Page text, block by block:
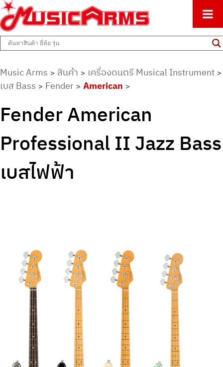
Music Arms
ศูนย์รวมครื่องดนตรีทุกชนิด ตั้งแต่เริ่มต้นถึงมืออาชีพ
Music Arms > สินค้า > เครื่องดนตรี Musical Instrument >
เบส Bass > Fender > American >
Fender American
Professional II Jazz Bass
เบสไฟฟ้า